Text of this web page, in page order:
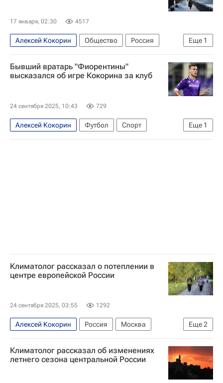
17 января, 02:30 4517
Еще 1
Алексей Кокорин Общество
Россия
Гидрометцентр
Бывший вратарь "Фиорентины"
высказался об игре Кокорина за клуб
24 сентября 2025, 10:43 729
Еще 1
Алексей Кокорин Футбол
Спорт
Фиорентина
Климатолог рассказал о потеплении в
центре европейской России
24 сентября 2025, 03:55 1292
Еще2
Алексей Кокорин Россия
Москва
Общество
Погода
Климатолог рассказал об изменениях
летнего сезона центральной России